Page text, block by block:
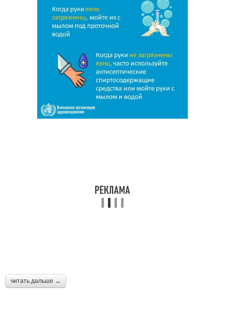
Человеческий
коронавирус
читать дальше →